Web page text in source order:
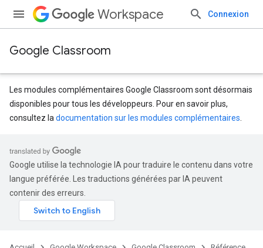
Workspace Connexion
Google Classroom
Les modules complémentaires Google Classroom sont désormais
disponibles pour tous les développeurs. Pour en savoir plus,
consultez la documentation sur les modules complémentaires
Google utilise la technologie IA pour traduire le contenu dans votre
langue préférée. Les traductions générées par IA peuvent
contenir des erreurs.